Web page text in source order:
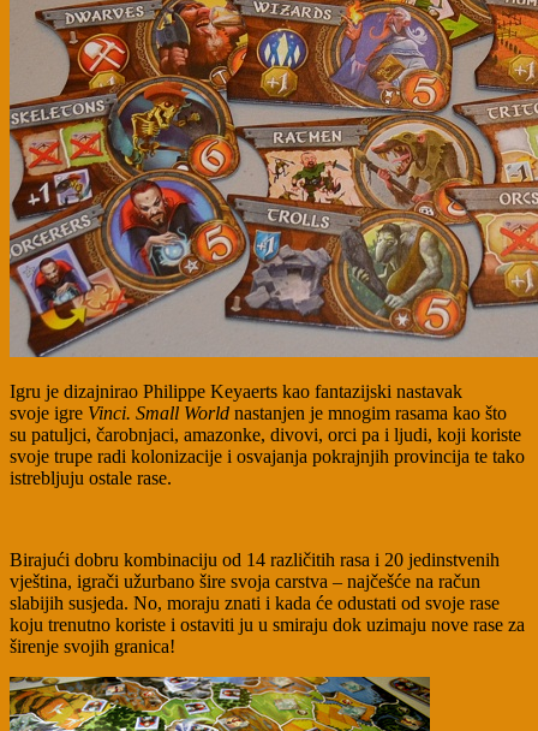
Igru je dizajnirao Philippe Keyaerts kao fantazijski nastavak
svoje igre Vinci. Small World nastanjen je mnogim rasama kao što
su patuljci, čarobnjaci, amazonke, divovi, orci pa i ljudi, koji koriste
svoje trupe radi kolonizacije i osvajanja pokrajnjih provincija te tako
istrebljuju ostale rase.
Birajući dobru kombinaciju od 14 različitih rasa i 20 jedinstvenih
vještina, igrači užurbano šire svoja carstva – najčešće na račun
slabijih susjeda. No, moraju znati i kada će odustati od svoje rase
koju trenutno koriste i ostaviti ju u smiraju dok uzimaju nove rase za
širenje svojih granica!